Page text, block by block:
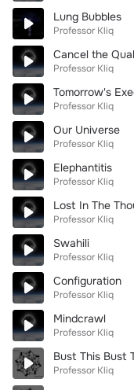
Lung Bubbles
Professor Kliq
Cancel the
Professor Kliq
Tomorrow's
Professor Kliq
Our Universe
Professor Kliq
Elephantitis
Professor Kliq
Lost In The
Professor Kliq
Swahili
Professor Kliq
Configuration
Professor Kliq
Mindcrawl
Professor Kliq
Bust This Bust
Professor Kliq